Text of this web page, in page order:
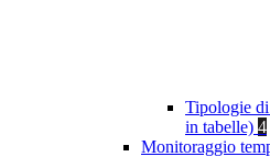
Tipologie
in tabelle) 4
Monitoraggio